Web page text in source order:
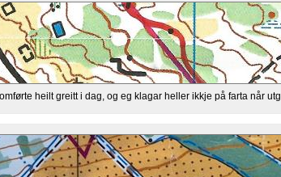
heilt greitt i dag, og eg klagar heller ikkje på farta når